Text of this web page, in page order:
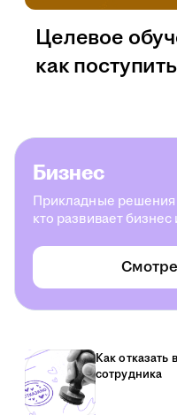
Целевое
как
Бизнес
Прикладные решения
кто развивает
Как отказать
сотрудника